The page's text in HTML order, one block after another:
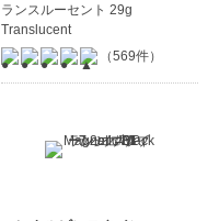
ランスルーセント 29g
Translucent
（569件）